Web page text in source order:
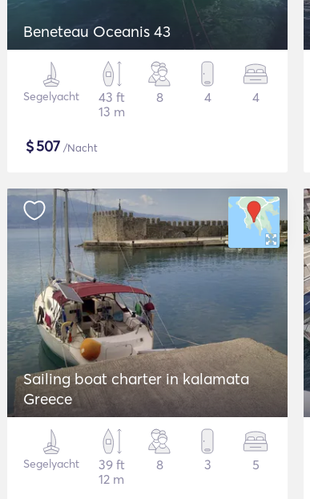
Beneteau Oceanis 43
Segelyacht
43 ft
13 m
8 4 4
$507 /Nacht
Sailing boat charter in kalamata
Greece
Segelyacht
39 ft
12 m
8 3 5